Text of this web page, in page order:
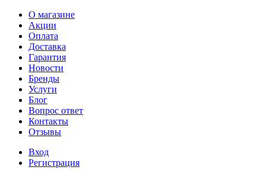
О магазине
Акции
Оплата
Доставка
Гарантия
Новости
Бренды
Услуги
Блог
Вопрос ответ
Контакты
Отзывы
Вход
Регистрация
Для клиентов всех банков
Разбейте
оплатуна части
без переплат